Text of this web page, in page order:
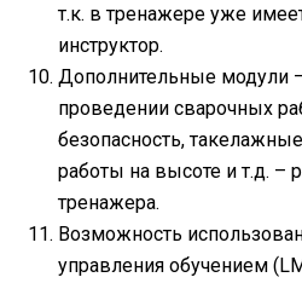
т.к. в тренажере уже
инструктор.
Дополнительные модули
проведении сварочных
безопасность,
работы на высоте и т.д. –
тренажера.
Возможность
управления обучением